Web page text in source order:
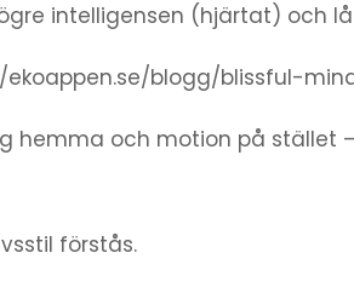
intelligensen (hjärtat) och
blogg/blissful-
hemma och motion på stället
förstås.